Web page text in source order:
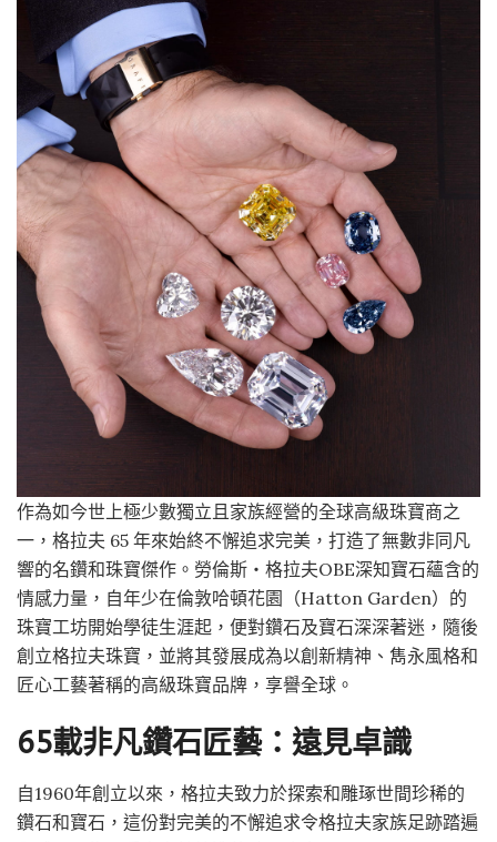
作為如今世上極少數獨立且家族經營的全球高級珠寶商之
一，格拉夫 65 年來始終不懈追求完美，打造了無數非同凡
響的名鑽和珠寶傑作。勞倫斯・格拉夫OBE深知寶石蘊含的
情感力量，自年少在倫敦哈頓花園（Hatton Garden）的
珠寶工坊開始學徒生涯起，便對鑽石及寶石深深著迷，隨後
創立格拉夫珠寶，並將其發展成為以創新精神、雋永風格和
匠心工藝著稱的高級珠寶品牌，享譽全球。
65載非凡鑽石匠藝：遠見卓識
自1960年創立以來，格拉夫致力於探索和雕琢世間珍稀的
鑽石和寶石，這份對完美的不懈追求令格拉夫家族足跡踏遍